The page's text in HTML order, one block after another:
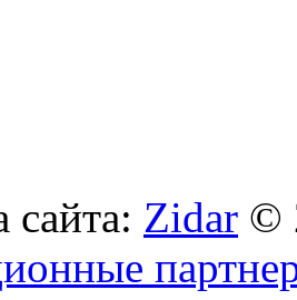
сайта: Zidar ©